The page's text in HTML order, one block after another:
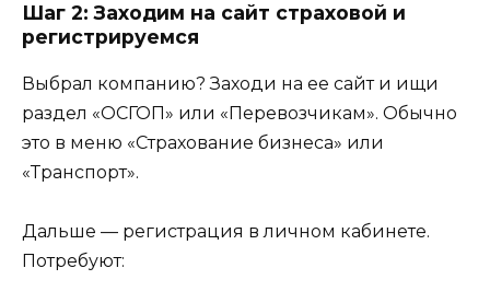
Шаг 2: Заходим на сайт страховой и
регистрируемся
Выбрал компанию? Заходи на ее сайт и ищи
раздел «ОСГОП» или «Перевозчикам». Обычно
это в меню «Страхование бизнеса» или
«Транспорт».
Дальше — регистрация в личном кабинете.
Потребуют: